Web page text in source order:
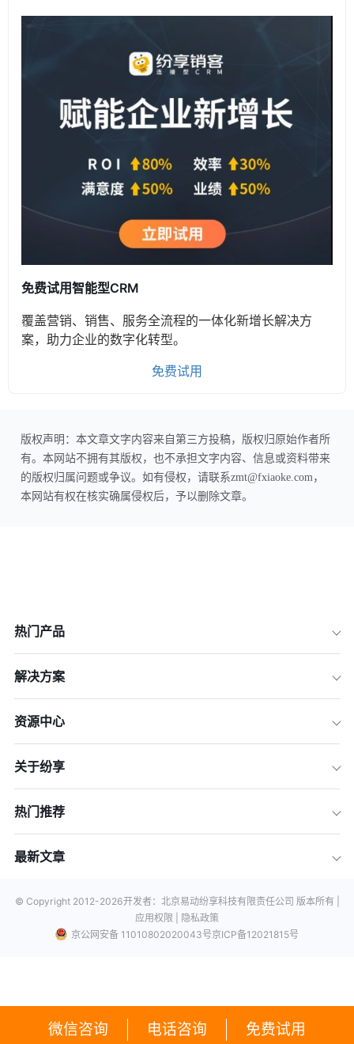
微信咨询 电话咨询 免费试用
免费试用智能型CRM
覆盖营销、销售、服务全流程的一体化新增长解决方
案，助力企业的数字化转型。
免费试用
版权声明：本文章文字内容来自第三方投稿，版权归原始作者所
有。本网站不拥有其版权，也不承担文字内容、信息或资料带来
的版权归属问题或争议。如有侵权，请联系zmt@fxiaoke.com，
本网站有权在核实确属侵权后，予以删除文章。
热门产品
解决方案
资源中心
关于纷享
热门推荐
最新文章
© Copyright 2012-2026开发者：北京易动纷享科技有限责任公司 版本所有 |
应用权限 |
隐私政策
京公网安备 11010802020043号京ICP备12021815号